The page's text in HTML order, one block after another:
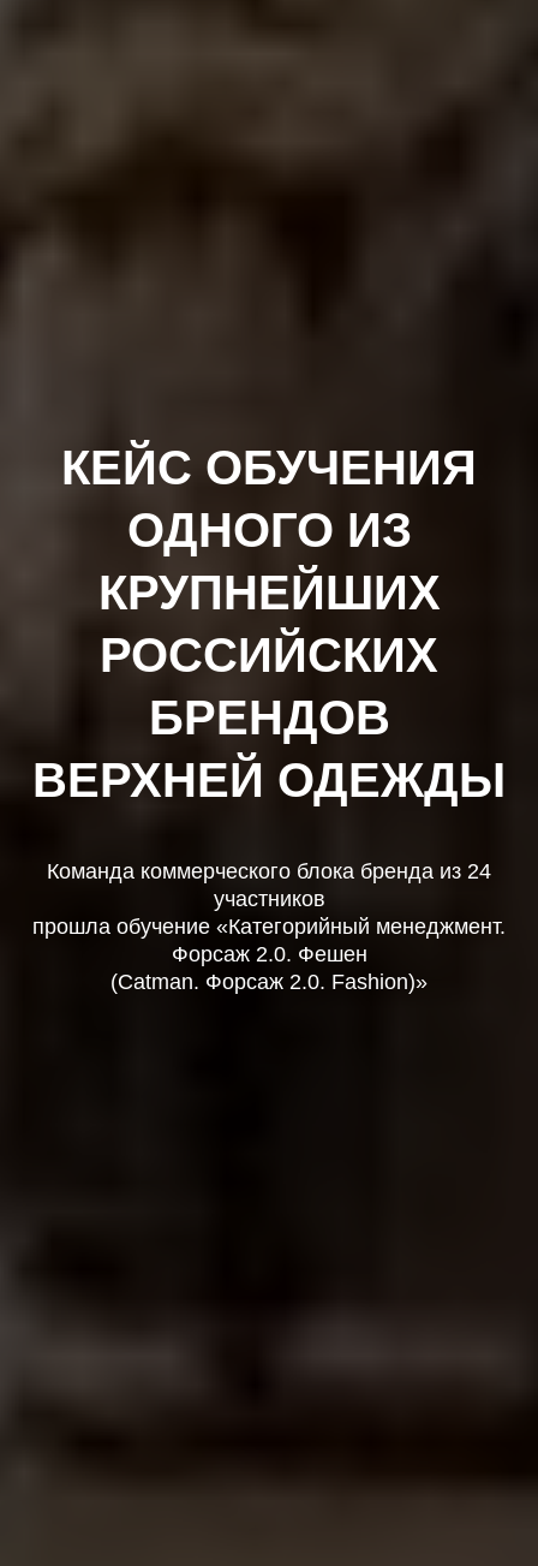
КЕЙС ОБУЧЕНИЯ
ОДНОГО ИЗ
КРУПНЕЙШИХ
РОССИЙСКИХ
БРЕНДОВ
ВЕРХНЕЙ ОДЕЖДЫ
Команда коммерческого блока бренда из 24
участников
прошла обучение «Категорийный менеджмент.
Форсаж 2.0. Фешен
(Catman. Форсаж 2.0. Fashion)»